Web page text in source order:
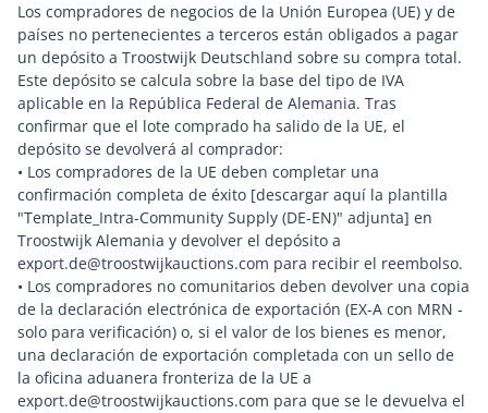
Los compradores de negocios de la Unión Europea (UE) y de
países no pertenecientes a terceros están obligados a pagar
un depósito a Troostwijk Deutschland sobre su compra total.
Este depósito se calcula sobre la base del tipo de IVA
aplicable en la República Federal de Alemania. Tras
confirmar que el lote comprado ha salido de la UE, el
depósito se devolverá al comprador:
• Los compradores de la UE deben completar una
confirmación completa de éxito [descargar aquí la plantilla
"Template_Intra-Community Supply (DE-EN)" adjunta] en
Troostwijk Alemania y devolver el depósito a
export.de@troostwijkauctions.com para recibir el reembolso.
• Los compradores no comunitarios deben devolver una copia
de la declaración electrónica de exportación (EX-A con MRN -
solo para verificación) o, si el valor de los bienes es menor,
una declaración de exportación completada con un sello de
la oficina aduanera fronteriza de la UE a
export.de@troostwijkauctions.com para que se le devuelva el